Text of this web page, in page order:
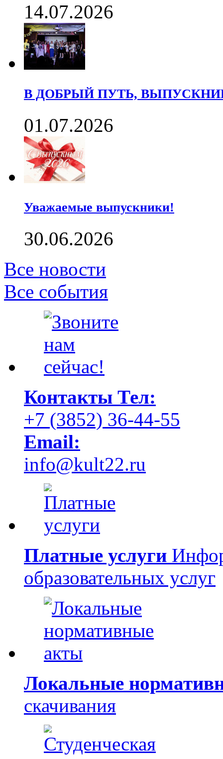
14.07.2026
В ДОБРЫЙ ПУТЬ,
01.07.2026
Уважаемые выпускники!
30.06.2026
Все новости
Все события
Контакты Тел:
+7 (3852) 36-44-55
Email:
info@kult22.ru
Платные услуги
образовательных услуг
Локальные
скачивания